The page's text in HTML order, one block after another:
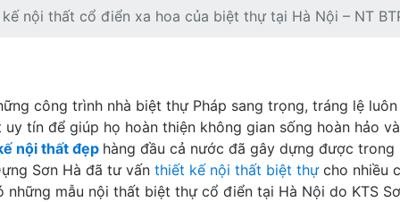
nội thất cổ điển xa hoa của biệt thự tại Hà Nội – NT
công trình nhà biệt thự Pháp sang trọng, tráng lệ
tín để giúp họ hoàn thiện không gian sống hoàn hảo
nội thất đẹp hàng đầu cả nước đã gây dựng được trong
Sơn Hà đã tư vấn thiết kế nội thất biệt thự cho nhiều
mẫu nội thất biệt thự cổ điển tại Hà Nội do KTS